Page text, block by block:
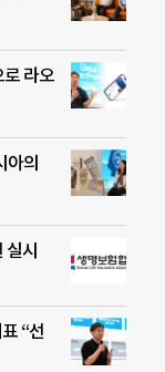
라오
아의
실시
“선